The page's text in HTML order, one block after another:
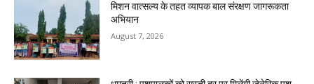
मिशन वात्सल्य के तहत व्यापक बाल संरक्षण जागरूकता
अभियान
August 7, 2026